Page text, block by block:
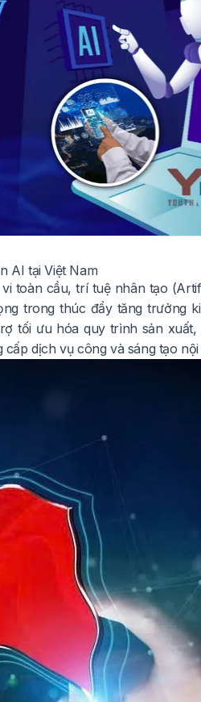
AI tại Việt Nam
toàn cầu, trí tuệ nhân tạo
trong thúc đẩy tăng trưởng
tối ưu hóa quy trình sản
dịch vụ công và sáng tạo nội